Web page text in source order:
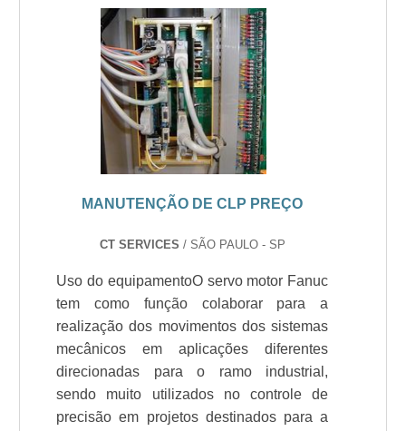
MANUTENÇÃO DE CLP PREÇO
CT SERVICES / SÃO PAULO - SP
Uso do equipamentoO servo motor Fanuc
tem como função colaborar para a
realização dos movimentos dos sistemas
mecânicos em aplicações diferentes
direcionadas para o ramo industrial,
sendo muito utilizados no controle de
precisão em projetos destinados para a